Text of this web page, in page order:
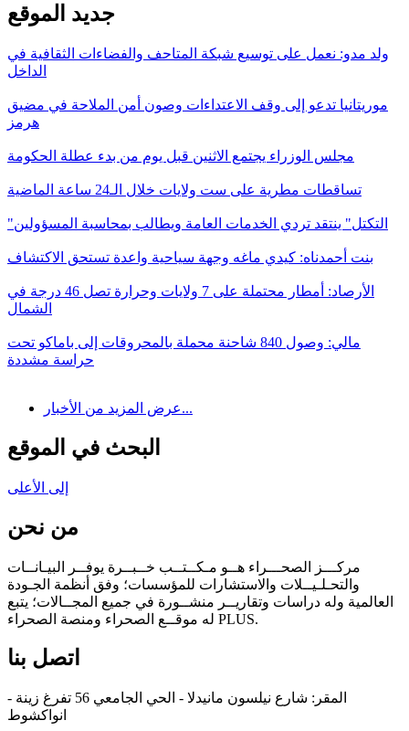
جديد الموقع
ولد مدو: نعمل على توسيع شبكة المتاحف والفضاءات الثقافية في
الداخل
موريتانيا تدعو إلى وقف الاعتداءات وصون أمن الملاحة في مضيق
هرمز
مجلس الوزراء يجتمع الاثنين قبل يوم من بدء عطلة الحكومة
تساقطات مطرية على ست ولايات خلال الـ24 ساعة الماضية
"التكتل" ينتقد تردي الخدمات العامة ويطالب بمحاسبة المسؤولين
بنت أحمدناه: كيدي ماغه وجهة سياحية واعدة تستحق الاكتشاف
الأرصاد: أمطار محتملة على 7 ولايات وحرارة تصل 46 درجة في
الشمال
مالي: وصول 840 شاحنة محملة بالمحروقات إلى باماكو تحت
حراسة مشددة
عرض المزيد من الأخبار...
البحث في الموقع
إلى الأعلى
من نحن
مركـــز الصحـــراء هــو مـكــتــب خــبــرة يوفــر البيـانــات
والتحـلـيــلات والاستشارات للمؤسسات؛ وفق أنظمة الجـودة
العالمية وله دراسات وتقاريــر منشــورة في جميع المجــالات؛ يتبع
له موقــع الصحراء ومنصة الصحراء PLUS.
اتصل بنا
المقر: شارع نيلسون مانيدلا - الحي الجامعي 56 تفرغ زينة -